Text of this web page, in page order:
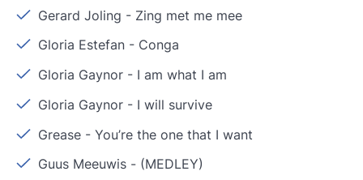
Gerard Joling - Zing met me mee
Gloria Estefan - Conga
Gloria Gaynor - I am what I am
Gloria Gaynor - I will survive
Grease -You’re the one that I want
Guus Meeuwis - (MEDLEY)